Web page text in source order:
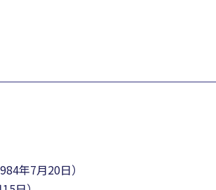
年7月20日）